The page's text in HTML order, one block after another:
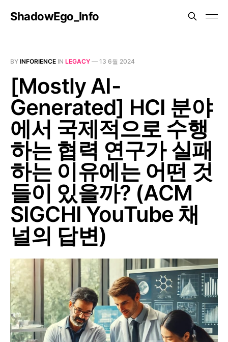
ShadowEgo_Info
BY INFORIENCE IN LEGACY — 13 6월 2024
[Mostly AI-
Generated] HCI 분야
에서 국제적으로 수행
하는 협력 연구가 실패
하는 이유에는 어떤 것
들이 있을까? (ACM
SIGCHI YouTube 채
널의 답변)